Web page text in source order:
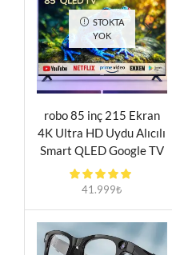
STOKTA
YOK
robo 85 inç 215 Ekran
4K Ultra HD Uydu Alıcılı
Smart QLED Google TV
Televizyon
41.999₺